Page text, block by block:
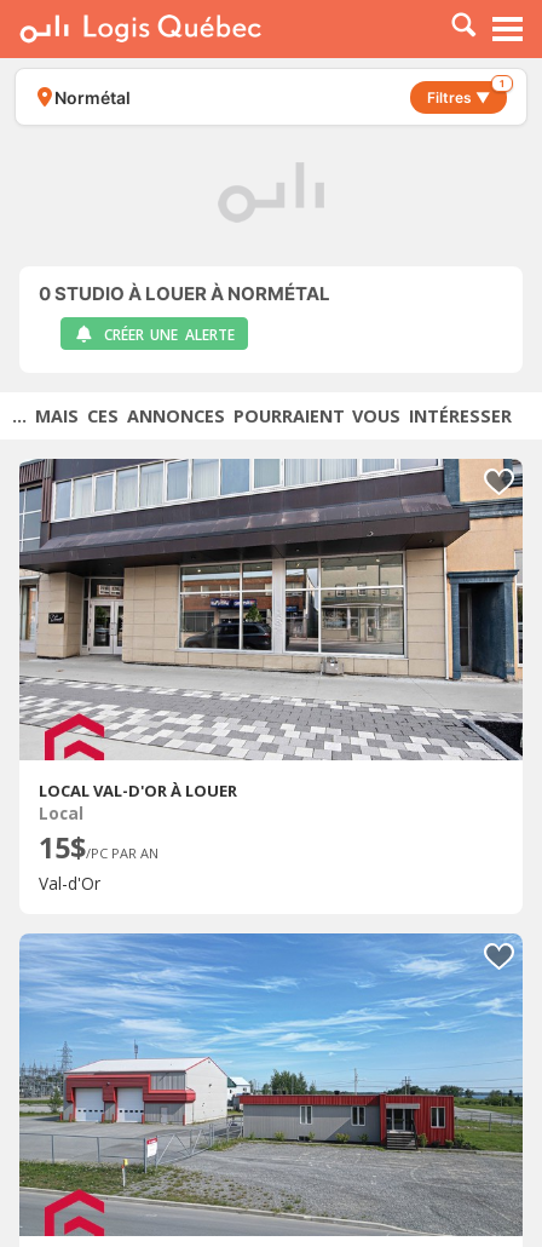
À LOUER
À VENDRE
PLACER UNE ANNONCE
Normétal Filtres ▼
1
0STUDIO À LOUER À NORMÉTAL
CRÉER UNE ALERTE
... MAIS CES ANNONCES POURRAIENT VOUS INTÉRESSER
LOCAL VAL-D'OR À LOUER
Local
15$/PC PAR AN
Val-d'Or